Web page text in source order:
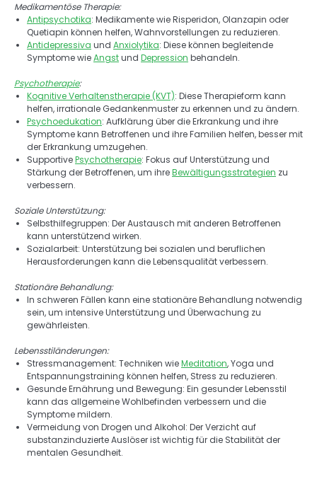
Medikamentöse Therapie:
Antipsychotika: Medikamente wie Risperidon, Olanzapin oder
Quetiapin können helfen, Wahnvorstellungen zu reduzieren.
Antidepressiva und Anxiolytika: Diese können begleitende
Symptome wie Angst und Depression behandeln.
Psychotherapie:
Kognitive Verhaltenstherapie (KVT): Diese Therapieform kann
helfen, irrationale Gedankenmuster zu erkennen und zu ändern.
Psychoedukation: Aufklärung über die Erkrankung und ihre
Symptome kann Betroffenen und ihre Familien helfen, besser mit
der Erkrankung umzugehen.
Supportive Psychotherapie: Fokus auf Unterstützung und
Stärkung der Betroffenen, um ihre Bewältigungsstrategien zu
verbessern.
Soziale Unterstützung:
Selbsthilfegruppen: Der Austausch mit anderen Betroffenen
kann unterstützend wirken.
Sozialarbeit: Unterstützung bei sozialen und beruflichen
Herausforderungen kann die Lebensqualität verbessern.
Stationäre Behandlung:
In schweren Fällen kann eine stationäre Behandlung notwendig
sein, um intensive Unterstützung und Überwachung zu
gewährleisten.
Lebensstiländerungen:
Stressmanagement: Techniken wie Meditation, Yoga und
Entspannungstraining können helfen, Stress zu reduzieren.
Gesunde Ernährung und Bewegung: Ein gesunder Lebensstil
kann das allgemeine Wohlbefinden verbessern und die
Symptome mildern.
Vermeidung von Drogen und Alkohol: Der Verzicht auf
substanzinduzierte Auslöser ist wichtig für die Stabilität der
mentalen Gesundheit.